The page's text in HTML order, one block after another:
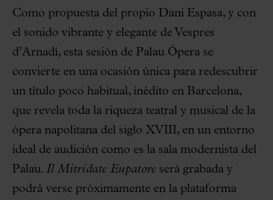
Como propuesta del propio Dani Espasa, y con
el sonido vibrante y elegante de Vespres
d’Arnadí, esta sesión de Palau Òpera se
convierte en una ocasión única para redescubrir
un título poco habitual, inédito en Barcelona,
que revela toda la riqueza teatral y musical de la
ópera napolitana del siglo XVIII, en un entorno
ideal de audición como es la sala modernista del
Palau. Il Mitridate Eupatore será grabada y
podrá verse próximamente en la plataforma